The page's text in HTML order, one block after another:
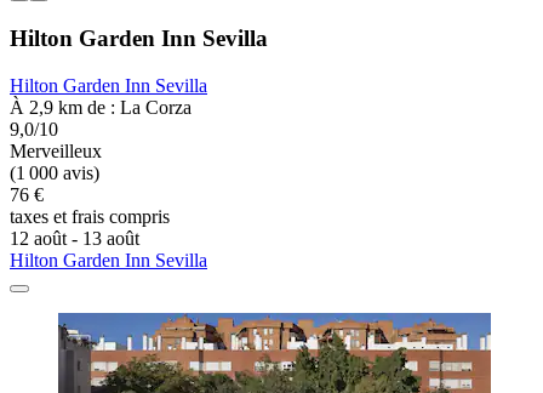
Hilton Garden Inn Sevilla
Hilton Garden Inn Sevilla
À 2,9 km de : La Corza
9,0/10
Merveilleux
(1 000 avis)
76 €
taxes et frais compris
12 août - 13 août
Hilton Garden Inn Sevilla